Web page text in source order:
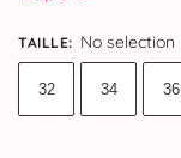
TAILLE: No selection
32 34 36